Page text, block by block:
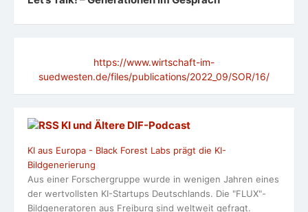
https://www.wirtschaft-im-
suedwesten.de/files/publications/2022_09/SOR/16/
KI und Ältere DlF-Podcast
KI aus Europa - Black Forest Labs prägt die KI-
Bildgenerierung
Aus einer Forschergruppe wurde in wenigen Jahren eines
der wertvollsten KI-Startups Deutschlands. Die "FLUX"-
Bildgeneratoren aus Freiburg sind weltweit gefragt.